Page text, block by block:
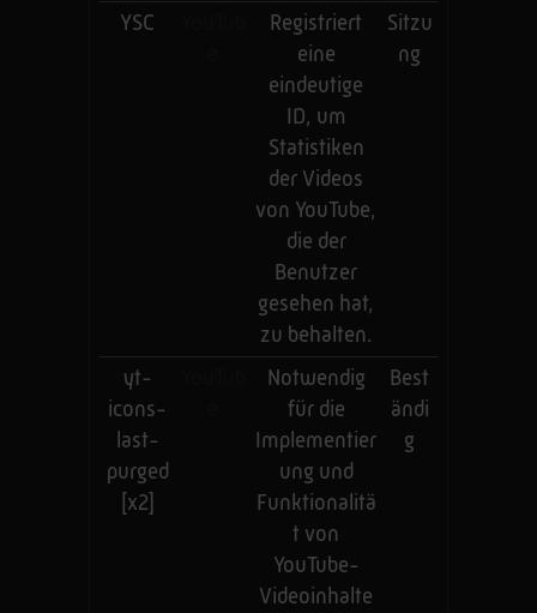
YSC
Registriert
eine
eindeutige
ID, um
Statistiken
der Videos
von YouTube,
die der
Benutzer
gesehen hat,
zu behalten.
Sitzu
ng
yt-
icons-
last-
purged
[x2]
Notwendig
für die
Implementier
ung und
Funktionalitä
t von
YouTube-
Videoinhalte
Best
ändi
g